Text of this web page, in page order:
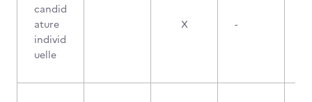
candid
ature
individ
uelle
X -